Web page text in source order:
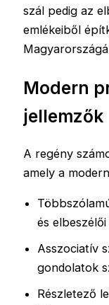
szál pedig az
emlékeiből
Modern
jellemzők
A regény
amely a
és
Asszociatív
gondolatok
Részletező